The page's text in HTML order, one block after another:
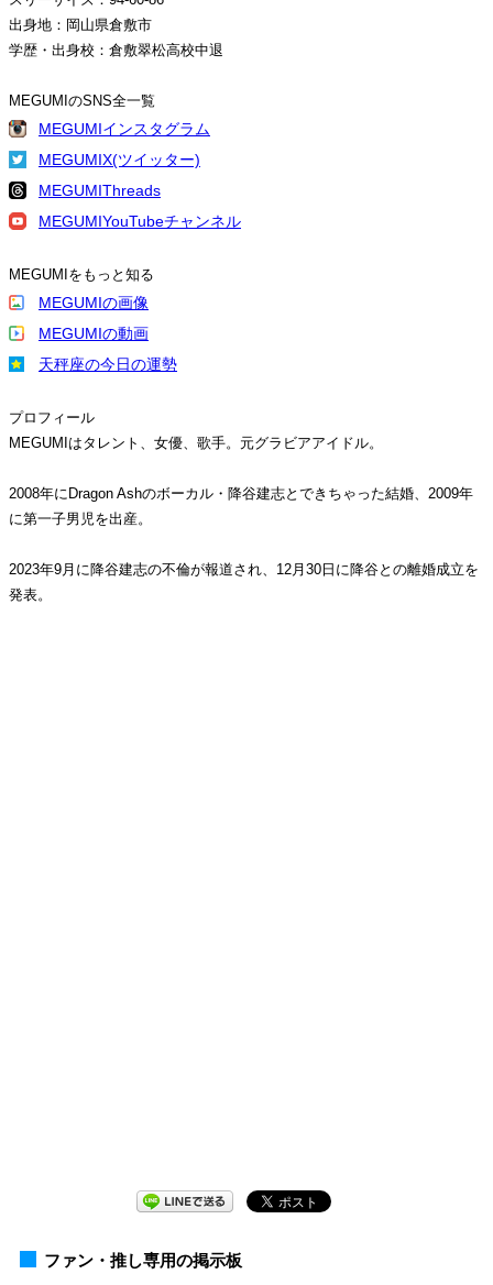
出身地：岡山県倉敷市
学歴・出身校：倉敷翠松高校中退
MEGUMIのSNS全一覧
MEGUMIインスタグラム
MEGUMIX(ツイッター)
MEGUMIThreads
MEGUMIYouTubeチャンネル
MEGUMIをもっと知る
MEGUMIの画像
MEGUMIの動画
天秤座の今日の運勢
プロフィール
MEGUMIはタレント、女優、歌手。元グラビアアイドル。
2008年にDragon Ashのボーカル・降谷建志とできちゃった結婚、2009年
に第一子男児を出産。
2023年9月に降谷建志の不倫が報道され、12月30日に降谷との離婚成立を
発表。
ファン・推し専用の掲示板